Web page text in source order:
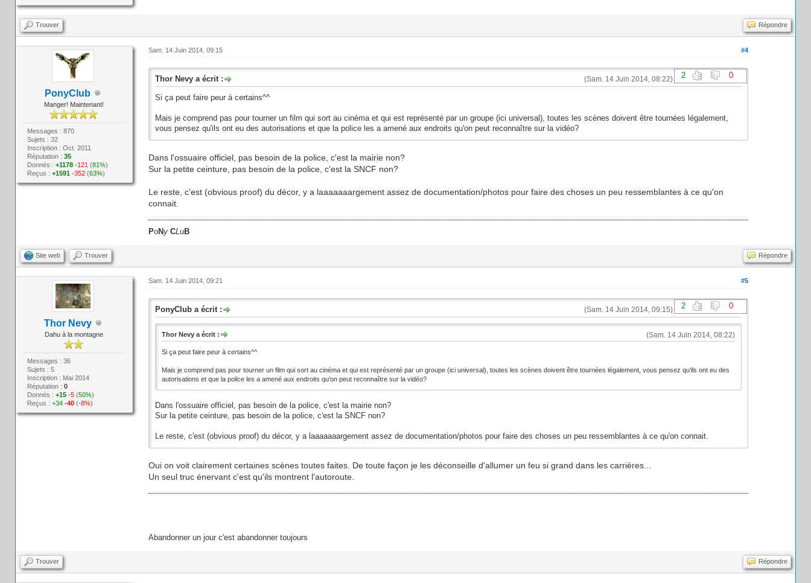
Trouver Répondre
PonyClub
Manger! Maintenant!
Messages : 870
Sujets : 32
Inscription : Oct. 2011
Réputation : 35
Donnés : +1178 -121 (81%)
Reçus : +1591 -352(63%)
#4
Sam. 14 Juin 2014, 09:15
2 0
(Sam. 14 Juin 2014, 08:22)
Thor Nevy a écrit :
Si ça peut faire peur à certains^^
Mais je comprend pas pour tourner un film qui sort au cinéma et qui est représenté par un groupe (ici universal), toutes les scènes doivent être tournées légalement,
vous pensez qu'ils ont eu des autorisations et que la police les a amené aux endroits qu'on peut reconnaître sur la vidéo?
Dans l'ossuaire officiel, pas besoin de la police, c'est la mairie non?
Sur la petite ceinture, pas besoin de la police, c'est la SNCF non?
Le reste, c'est (obvious proof) du décor, y a laaaaaaargement assez de documentation/photos pour faire des choses un peu ressemblantes à ce qu'on
connait.
PoNy CL uB
Site web Trouver Répondre
Thor Nevy
Dahu à la montagne
Messages : 36
Sujets : 5
Inscription : Mai 2014
Réputation : 0
Donnés : +15 -5(50%)
Reçus : +34 -40(-8%)
#5
Sam. 14 Juin 2014, 09:21
2 0
(Sam. 14 Juin 2014, 09:15)
PonyClub a écrit :
(Sam. 14 Juin 2014, 08:22)
Thor Nevy a écrit :
Si ça peut faire peur à certains^^
Mais je comprend pas pour tourner un film qui sort au cinéma et qui est représenté par un groupe (ici universal), toutes les scènes doivent être tournées légalement, vous pensez qu'ils ont eu des
autorisations et que la police les a amené aux endroits qu'on peut reconnaître sur la vidéo?
Dans l'ossuaire officiel, pas besoin de la police, c'est la mairie non?
Sur la petite ceinture, pas besoin de la police, c'est la SNCF non?
Le reste, c'est (obvious proof) du décor, y a laaaaaaargement assez de documentation/photos pour faire des choses un peu ressemblantes à ce qu'on connait.
Oui on voit clairement certaines scènes toutes faites. De toute façon je les déconseille d'allumer un feu si grand dans les carrières...
Un seul truc énervant c'est qu'ils montrent l'autoroute.
Abandonner un jour c'est abandonner toujours
Trouver Répondre